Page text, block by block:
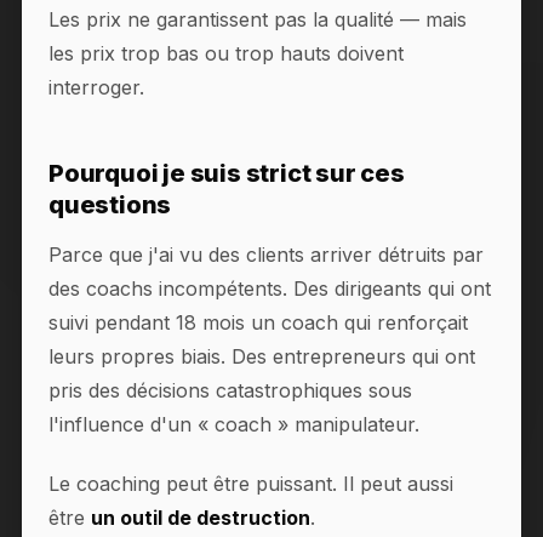
Les prix ne garantissent pas la qualité — mais
les prix trop bas ou trop hauts doivent
interroger.
Pourquoi je suis strict sur ces
questions
Parce que j'ai vu des clients arriver détruits par
des coachs incompétents. Des dirigeants qui ont
suivi pendant 18 mois un coach qui renforçait
leurs propres biais. Des entrepreneurs qui ont
pris des décisions catastrophiques sous
l'influence d'un « coach » manipulateur.
Le coaching peut être puissant. Il peut aussi
être un outil de destruction.